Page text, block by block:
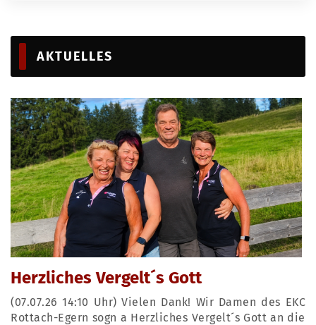
AKTUELLES
Herzliches Vergelt´s Gott
(07.07.26 14:10 Uhr) Vielen Dank! Wir Damen des EKC
Rottach-Egern sogn a Herzliches Vergelt´s Gott an die